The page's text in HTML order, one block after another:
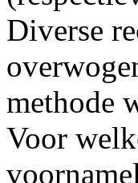
Diverse
methode
Voor